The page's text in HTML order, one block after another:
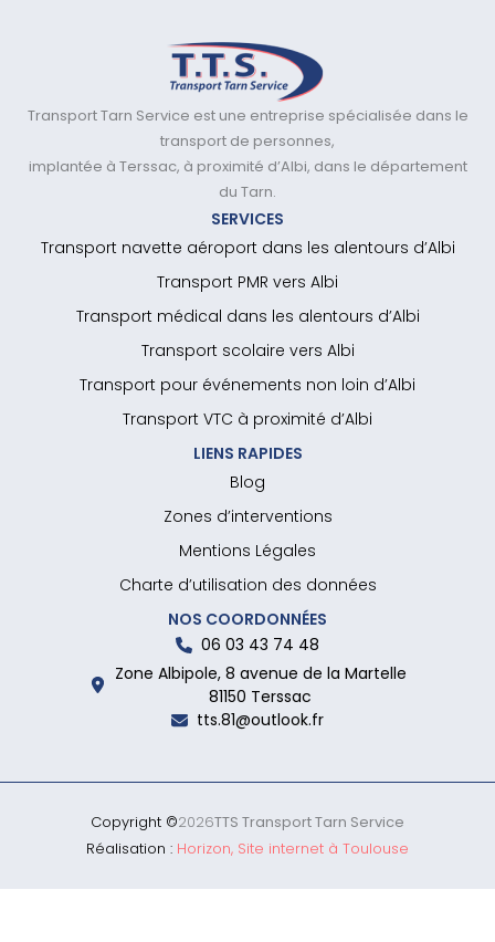
Transport Tarn Service est une entreprise spécialisée dans le
transport de personnes,
implantée à Terssac, à proximité d’Albi, dans le département
du Tarn.
SERVICES
Transport navette aéroport dans les alentours d’Albi
Transport PMR vers Albi
Transport médical dans les alentours d’Albi
Transport scolaire vers Albi
Transport pour événements non loin d’Albi
Transport VTC à proximité d’Albi
LIENS RAPIDES
Blog
Zones d’interventions
Mentions Légales
Charte d’utilisation des données
NOS COORDONNÉES
06 03 43 74 48
Zone Albipole, 8 avenue de la Martelle
81150 Terssac
tts.81@outlook.fr
Copyright ©2026TTS Transport Tarn Service
Réalisation : Horizon, Site internet à Toulouse